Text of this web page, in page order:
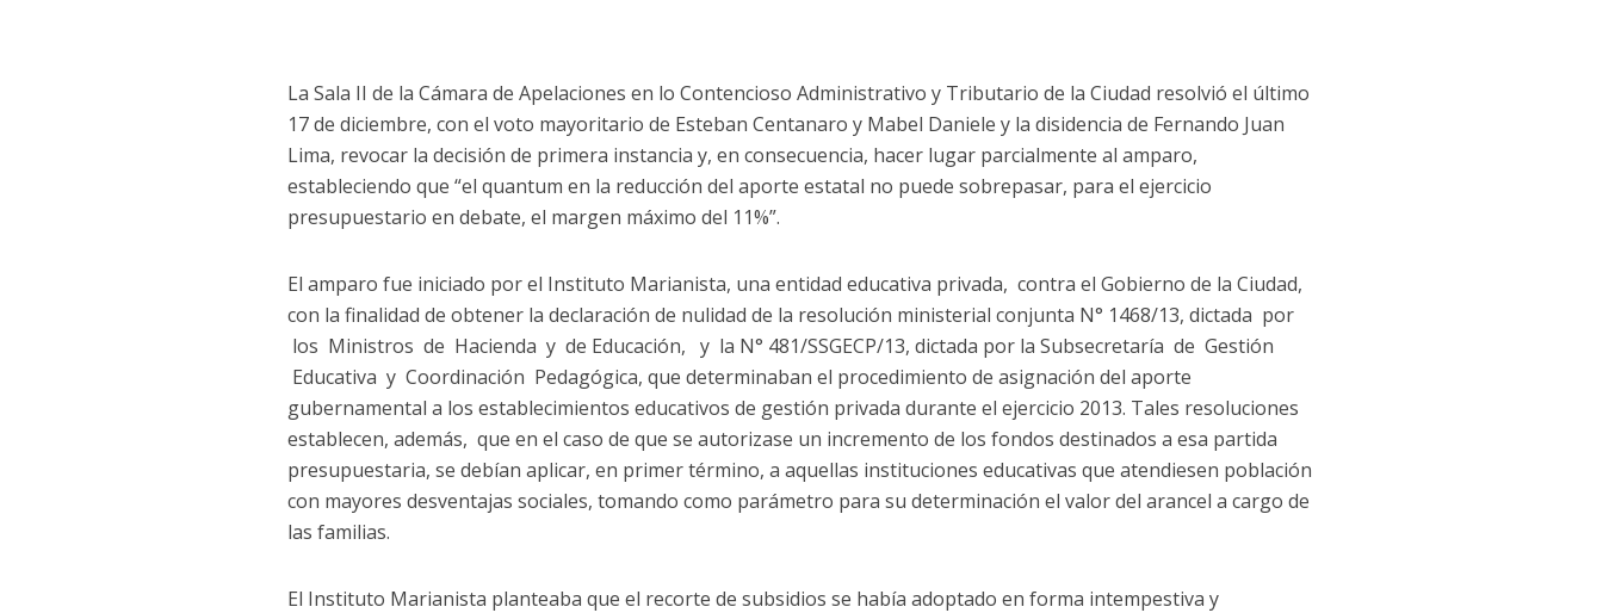
La Sala II de la Cámara de Apelaciones en lo Contencioso Administrativo y Tributario de la Ciudad resolvió el último
17 de diciembre, con el voto mayoritario de Esteban Centanaro y Mabel Daniele y la disidencia de Fernando Juan
Lima, revocar la decisión de primera instancia y, en consecuencia, hacer lugar parcialmente al amparo,
estableciendo que “el quantum en la reducción del aporte estatal no puede sobrepasar, para el ejercicio
presupuestario en debate, el margen máximo del 11%”.
El amparo fue iniciado por el Instituto Marianista, una entidad educativa privada, contra el Gobierno de la Ciudad,
con la finalidad de obtener la declaración de nulidad de la resolución ministerial conjunta N° 1468/13, dictada por
los Ministros de Hacienda y de Educación, y la N° 481/SSGECP/13, dictada por la Subsecretaría de Gestión
Educativa y Coordinación Pedagógica, que determinaban el procedimiento de asignación del aporte
gubernamental a los establecimientos educativos de gestión privada durante el ejercicio 2013. Tales resoluciones
establecen, además, que en el caso de que se autorizase un incremento de los fondos destinados a esa partida
presupuestaria, se debían aplicar, en primer término, a aquellas instituciones educativas que atendiesen población
con mayores desventajas sociales, tomando como parámetro para su determinación el valor del arancel a cargo de
las familias.
El Instituto Marianista planteaba que el recorte de subsidios se había adoptado en forma intempestiva y